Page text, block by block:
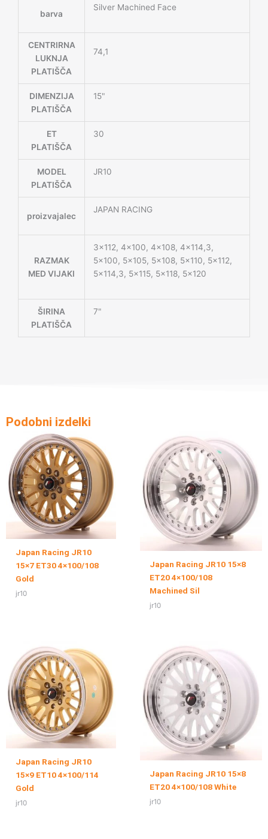
barva
Silver Machined Face
CENTRIRNA
LUKNJA
PLATIŠČA
74,1
DIMENZIJA
PLATIŠČA
15"
ET
PLATIŠČA
30
MODEL
PLATIŠČA
JR10
proizvajalec
JAPAN RACING
RAZMAK
MED VIJAKI
3×112, 4×100, 4×108, 4×114,3,
5×100, 5×105, 5×108, 5×110, 5×112,
5×114,3, 5×115, 5×118, 5×120
ŠIRINA
PLATIŠČA
7"
Podobni izdelki
Japan Racing JR10
15×7 ET30 4×100/108
Gold
jr10
Japan Racing JR10 15×8
ET20 4×100/108
Machined Sil
jr10
Japan Racing JR10
15×9 ET10 4×100/114
Gold
jr10
Japan Racing JR10 15×8
ET20 4×100/108 White
jr10